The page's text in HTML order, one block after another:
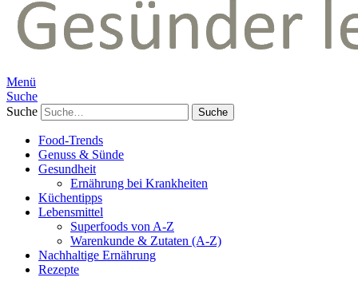
Menü
Suche
Suche
Food-Trends
Genuss & Sünde
Gesundheit
Ernährung bei Krankheiten
Küchentipps
Lebensmittel
Superfoods von A-Z
Warenkunde & Zutaten (A-Z)
Nachhaltige Ernährung
Rezepte